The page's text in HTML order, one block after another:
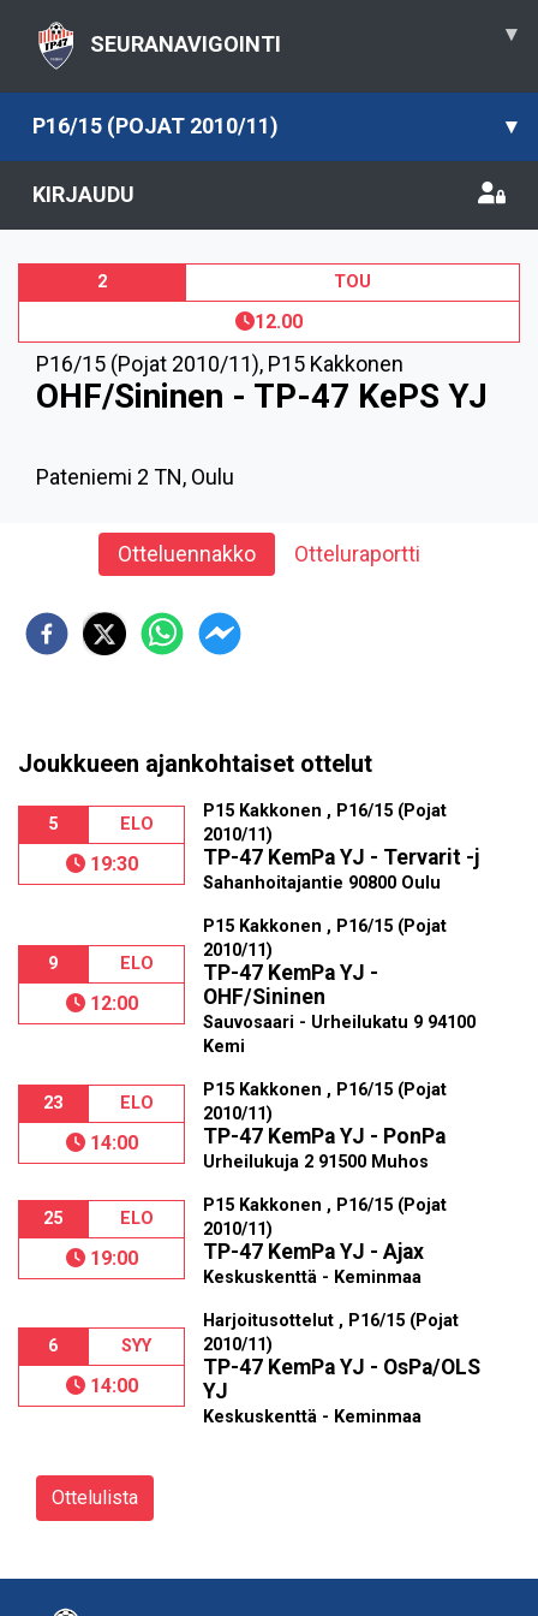
SEURANAVIGOINTI ▾
P16/15 (POJAT 2010/11) ▾
KIRJAUDU
2 TOU
12.00
P16/15 (Pojat 2010/11), P15 Kakkonen
OHF/Sininen - TP-47 KePS YJ
Pateniemi 2 TN, Oulu
Otteluennakko Otteluraportti
Joukkueen ajankohtaiset ottelut
5 ELO
19:30
P15 Kakkonen , P16/15 (Pojat
2010/11)
TP-47 KemPa YJ - Tervarit -j
Sahanhoitajantie 90800 Oulu
9 ELO
12:00
P15 Kakkonen , P16/15 (Pojat
2010/11)
TP-47 KemPa YJ -
OHF/Sininen
Sauvosaari - Urheilukatu 9 94100
Kemi
23 ELO
14:00
P15 Kakkonen , P16/15 (Pojat
2010/11)
TP-47 KemPa YJ - PonPa
Urheilukuja 2 91500 Muhos
25 ELO
19:00
P15 Kakkonen , P16/15 (Pojat
2010/11)
TP-47 KemPa YJ - Ajax
Keskuskenttä - Keminmaa
6 SYY
14:00
Harjoitusottelut , P16/15 (Pojat
2010/11)
TP-47 KemPa YJ - OsPa/OLS
YJ
Keskuskenttä - Keminmaa
Ottelulista